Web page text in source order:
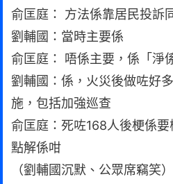
俞匡庭： 方法係靠居民投訴
劉輔國：當時主要係
俞匡庭： 唔係主要，係「淨
劉輔國：係，火災後做咗好
施，包括加強巡查
俞匡庭：死咗168人後梗係
點解係咁
（劉輔國沉默、公眾席竊笑）